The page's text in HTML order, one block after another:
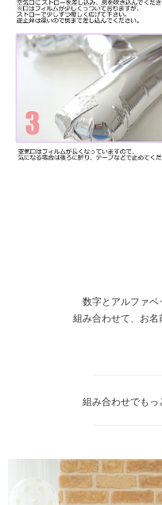
数字とアルファベ
組み合わせて、お名
組み合わせでも